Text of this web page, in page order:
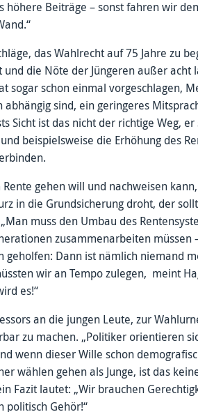
höhere Beiträge – sonst fahren wir den
das Wahlrecht auf 75 Jahre zu
die Nöte der Jüngeren außer acht
sogar schon einmal vorgeschlagen,
sind, ein geringeres
Sicht ist das nicht der richtige Weg,
beispielsweise die Erhöhung des
gehen will und nachweisen
in die Grundsicherung droht, der
muss den Umbau des
zusammenarbeiten müssen
geholfen: Dann ist nämlich niemand
wir an Tempo zulegen, meint
es!“
an die jungen Leute, zur
zu machen. „Politiker orientieren
wenn dieser Wille schon
wählen gehen als Junge, ist das
Fazit lautet: „Wir brauchen
politisch Gehör!“